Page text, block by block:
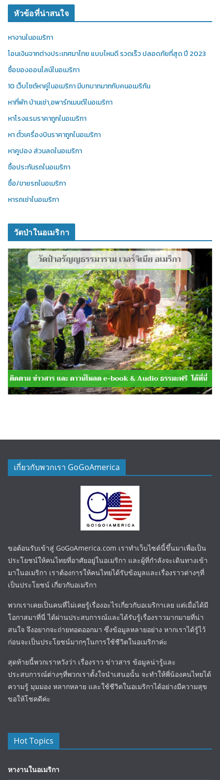
หัวข้อที่น่าสนใจ
หางานในอเมริกา
โอนเงินจากต่างประเทศมาไทย แบบไหนดี รวดเร็ว ปลอดภัยที่สุด ปี 2023
ซื้อของออนไลน์ในอเมริกา
10 เว็บไซต์หาคู่ในอเมริกา มีบทบาทมากกับคนอเมริกัน
หาที่พัก บ้านเช่า,อพาร์ทเมนต์ในอเมริกา
หาโรงแรมราคาถูกในอเมริกา
หา ตั๋วเครื่องบินราคาถูกในอเมริกา
หาคูปอง ส่วนลดในอเมริกา
ซื้อประกันรถในอเมริกา
ซื้อ/ขายรถในอเมริกา
หารถเช่าในอเมริกา
วัดป่าในอเมริกา
เกี่ยวกับพวกเรา GoGoAmerica
ขอต้อนรับเข้าสู่ GoGoAmerica.com เราทำเว็บไซต์นี้ขึ้นมาเพื่อเป็น
ประโยชน์ให้คนไทยที่อาศัยอยู่ในอเมริกา และผู้ที่กำลังจะเดินทางเข้า
มาในอเมริกา เราต้องการให้คนไทยได้รับข้อมูลและเรื่องราวต่างๆที่
เป็นประโยชน์ เกี่ยวกับอเมริกา
พวกเราเคยเป็นคนที่ไม่เคยรู้เรื่องอะไรเกี่ยวกับอเมริกาเลย แต่เมื่อได้มี
โอกาสมาที่นี่ ได้ผ่านประสบการณ์และได้รับรู้เรื่องราวมากมายที่น่า
สนใจ จึงอยากจะถ่ายทอดออกมา ซึ่งข้อมูลหลายอย่าง หากเราได้รู้ไว้
ก่อนจะเป็นประโยชน์มากๆในการใช้ชีวิตในอเมริกาค่ะ
สุดท้ายนี้พวกเราหวังว่า เรื่องราว ข่าวสาร ข้อมูลน่ารู้และ
ประสบการณ์ต่างๆที่พวกเราตั้งใจนำเสนอนั้น จะทำให้พี่น้องคนไทยได้
ความรู้ มุมมอง หลากหลาย และใช้ชีวิตในอเมริกาได้อย่างมีความสุข
ขอให้โชคดีค่ะ
Hot Topics
หางานในอเมริกา